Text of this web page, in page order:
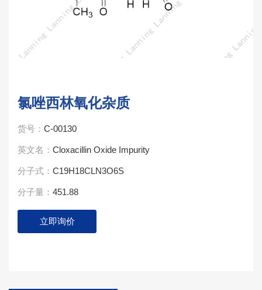
氯唑西林氧化杂质
货号： C-00130
英文名： Cloxacillin Oxide Impurity
分子式： C19H18CLN3O6S
分子量： 451.88
立即询价